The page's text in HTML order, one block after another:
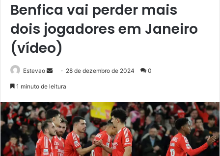
Benfica vai perder mais
dois jogadores em Janeiro
(vídeo)
Estevao
Mande
mail
28 de dezembro de 2024 0
1 minuto de leitura